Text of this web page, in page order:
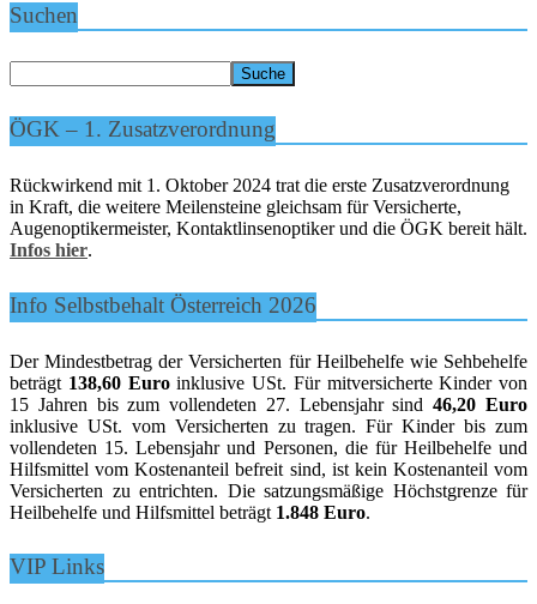
Suchen
ÖGK – 1. Zusatzverordnung
Rückwirkend mit 1. Oktober 2024 trat die erste Zusatzverordnung
in Kraft, die weitere Meilensteine gleichsam für Versicherte,
Augenoptikermeister, Kontaktlinsenoptiker und die ÖGK bereit hält.
Infos hier.
Info Selbstbehalt Österreich 2026
Der Mindestbetrag der Versicherten für Heilbehelfe wie Sehbehelfe
beträgt 138,60 Euroinklusive USt. Für mitversicherte Kinder von
15 Jahren bis zum vollendeten 27. Lebensjahr sind46,20 Euro
inklusive USt. vom Versicherten zu tragen. Für Kinder bis zum
vollendeten 15. Lebensjahr und Personen, die für Heilbehelfe und
Hilfsmittel vom Kostenanteil befreit sind, ist kein Kostenanteil vom
Versicherten zu entrichten. Die satzungsmäßige Höchstgrenze für
Heilbehelfe und Hilfsmittel beträgt 1.848 Euro.
VIP Links